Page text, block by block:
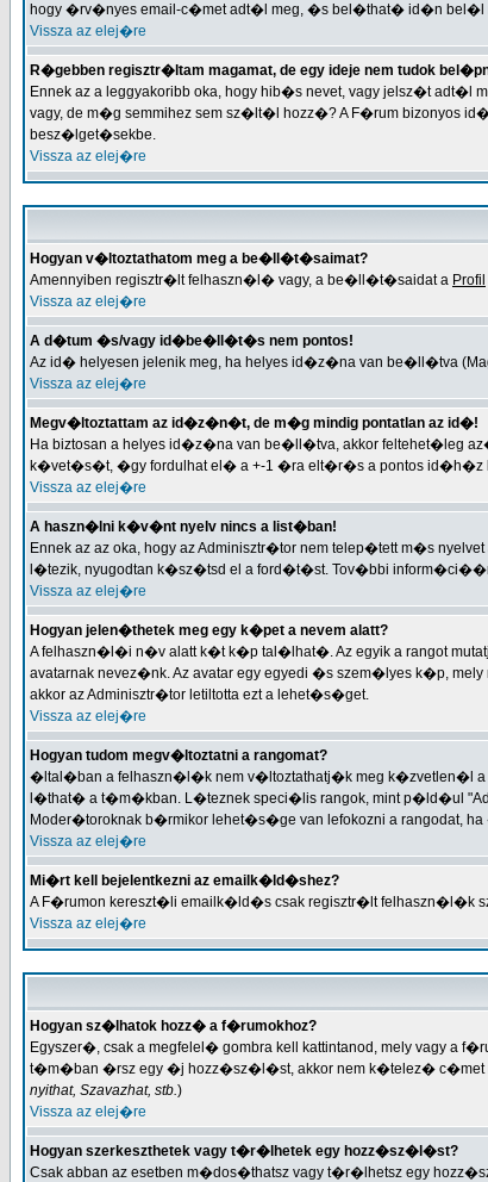
hogy �rv�nyes email-c�met adt�l meg, �s bel�that� id�n bel�l
Vissza az elej�re
R�gebben regisztr�ltam magamat, de egy ideje nem tudok
Ennek az a leggyakoribb oka, hogy hib�s nevet, vagy jelsz�t
vagy, de m�g semmihez sem sz�lt�l hozz�? A F�rum
besz�lget�sekbe.
Vissza az elej�re
Hogyan v�ltoztathatom meg a be�ll�t�saimat?
Amennyiben regisztr�lt felhaszn�l� vagy, a be�ll�t�saidat a Profil
Vissza az elej�re
A d�tum �s/vagy id�be�ll�t�s nem pontos!
Az id� helyesen jelenik meg, ha helyes id�z�na van be�ll�tva
Vissza az elej�re
Megv�ltoztattam az id�z�n�t, de m�g mindig pontatlan az id�!
Ha biztosan a helyes id�z�na van be�ll�tva, akkor
k�vet�s�t, �gy fordulhat el� a +-1 �ra elt�r�s a pontos id�h�z
Vissza az elej�re
A haszn�lni k�v�nt nyelv nincs a list�ban!
Ennek az az oka, hogy az Adminisztr�tor nem telep�tett m�s
l�tezik, nyugodtan k�sz�tsd el a ford�t�st. Tov�bbi
Vissza az elej�re
Hogyan jelen�thetek meg egy k�pet a nevem alatt?
A felhaszn�l�i n�v alatt k�t k�p tal�lhat�. Az egyik a rangot
avatarnak nevez�nk. Az avatar egy egyedi �s szem�lyes k�p,
akkor az Adminisztr�tor letiltotta ezt a lehet�s�get.
Vissza az elej�re
Hogyan tudom megv�ltoztatni a rangomat?
�ltal�ban a felhaszn�l�k nem v�ltoztathatj�k meg k�zvetlen�l
l�that� a t�m�kban. L�teznek speci�lis rangok, mint p�ld�ul
Moder�toroknak b�rmikor lehet�s�ge van lefokozni a rangodat,
Vissza az elej�re
Mi�rt kell bejelentkezni az emailk�ld�shez?
A F�rumon kereszt�li emailk�ld�s csak regisztr�lt
Vissza az elej�re
Hogyan sz�lhatok hozz� a f�rumokhoz?
Egyszer�, csak a megfelel� gombra kell kattintanod, mely vagy
t�m�ban �rsz egy �j hozz�sz�l�st, akkor nem k�telez� c�met
nyithat, Szavazhat, stb.)
Vissza az elej�re
Hogyan szerkeszthetek vagy t�r�lhetek egy hozz�sz�l�st?
Csak abban az esetben m�dos�thatsz vagy t�r�lhetsz egy